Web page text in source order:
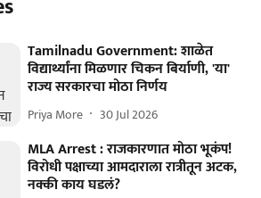
Tamilnadu Government: शाळेत
विद्यार्थ्यांना मिळणार चिकन बिर्याणी, 'या'
राज्य सरकारचा मोठा निर्णय
Priya More 30 Jul 2026
MLA Arrest : राजकारणात मोठा भूकंप!
विरोधी पक्षाच्या आमदाराला रात्रीतून अटक,
नक्की काय घडलं?